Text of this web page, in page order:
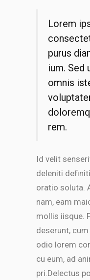
Lorem
purus
ium. Sed
omnis
rem.
Id velit
deleniti
oratio soluta.
nam, eam
mollis iisque.
deserunt,
odio lorem
cu eum, ad
pri.Delectus